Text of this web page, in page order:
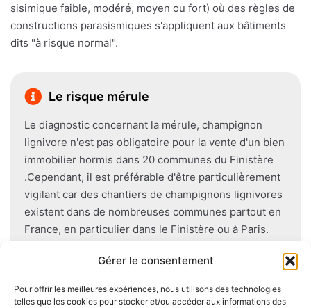
Gérer le consentement
Pour offrir les meilleures expériences, nous utilisons des technologies
telles que les cookies pour stocker et/ou accéder aux informations des
sisimique faible, modéré, moyen ou fort) où des règles de
constructions parasismiques s'appliquent aux bâtiments
dits "à risque normal".
Le risque mérule
Le diagnostic concernant la mérule, champignon
lignivore n'est pas obligatoire pour la vente d'un bien
immobilier hormis dans 20 communes du Finistère
.Cependant, il est préférable d'être particulièrement
vigilant car des chantiers de champignons lignivores
existent dans de nombreuses communes partout en
France, en particulier dans le Finistère ou à Paris.
Pour se prémunir autant que possible d'éventuelles
du logement, il convient de respecter certaines